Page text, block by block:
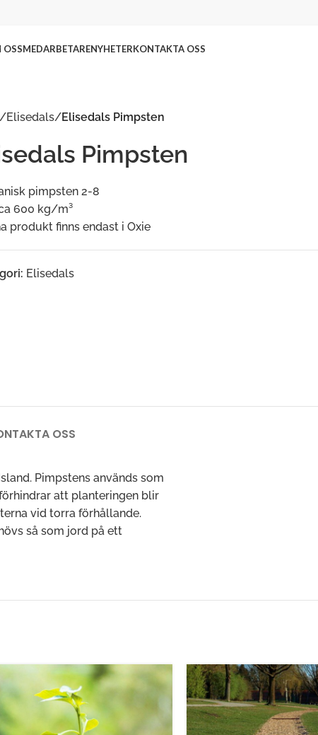
OSSMEDARBETARENYHETERKONTAKTA OSS
/Elisedals/Elisedals Pimpsten
Pimpsten
pimpsten 2-8
600 kg/m³
produkt finns endast i Oxie
Elisedals
OSS
Pimpstens används som
att planteringen blir
vid torra förhållande.
så som jord på ett